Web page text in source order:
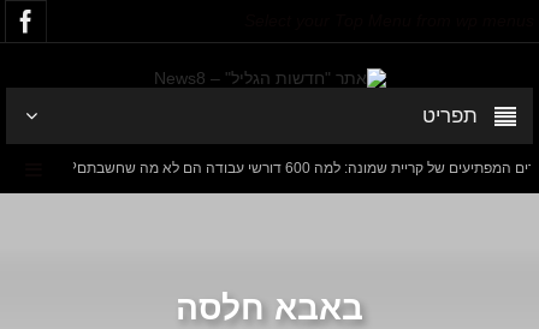
תפריט
קריית שמונה: למה 600 דורשי עבודה הם לא מה שחשבתם?
באבא חלסה